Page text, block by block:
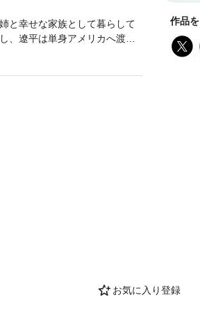
作品
お気に入り登録
と幸せな家族として暮らして
遼平は単身アメリカへ渡る
た義母は久々に再会した義